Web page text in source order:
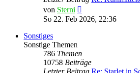
von Sterni
Beitrag
So 22. Feb 2026, 22:36
Sonstiges
Sonstige Themen
786 Themen
10758 Beiträge
Letzter Beitrag Re: Starlet in